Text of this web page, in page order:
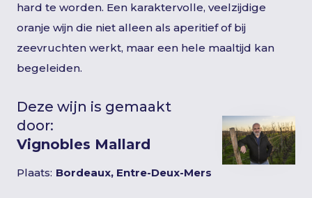
hard te worden. Een karaktervolle, veelzijdige
oranje wijn die niet alleen als aperitief of bij
zeevruchten werkt, maar een hele maaltijd kan
begeleiden.
Deze wijn is gemaakt
door:
Vignobles Mallard
Plaats: Bordeaux, Entre-Deux-Mers